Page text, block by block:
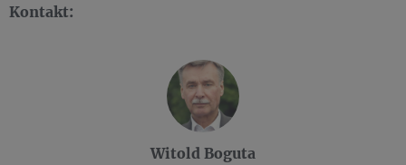
Kontakt:
Witold Boguta